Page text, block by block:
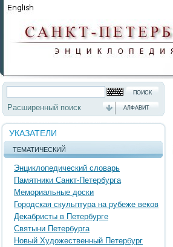
Расширенный поиск АЛФАВИТ
УКАЗАТЕЛИ
ТЕМАТИЧЕСКИЙ
Энциклопедический словарь
Памятники Санкт-Петербурга
Мемориальные доски
Городская скульптура на рубеже веков
Декабристы в Петербурге
Святыни Петербурга
Новый Художественный Петербург